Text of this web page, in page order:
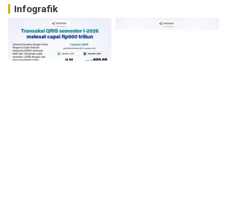
Infografik